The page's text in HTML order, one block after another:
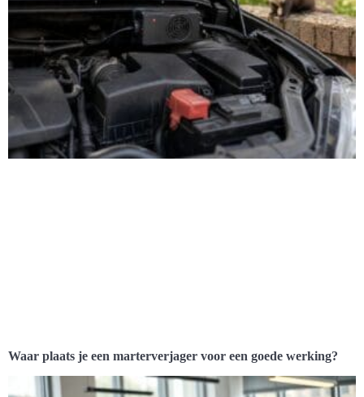
Waar plaats je een marterverjager voor een goede werking?